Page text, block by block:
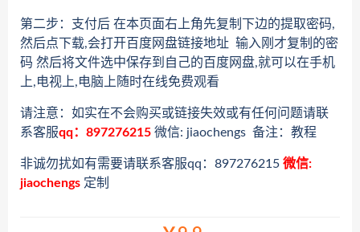
第二步：支付后 在本页面右上角先复制下边的提取密码,
然后点下载,会打开百度网盘链接地址 输入刚才复制的密
码 然后将文件选中保存到自己的百度网盘,就可以在手机
上,电视上,电脑上随时在线免费观看
请注意：如实在不会购买或链接失效或有任何问题请联
系客服qq：897276215 微信: jiaochengs 备注：教程
非诚勿扰如有需要请联系客服qq：897276215 微信:
jiaochengs 定制